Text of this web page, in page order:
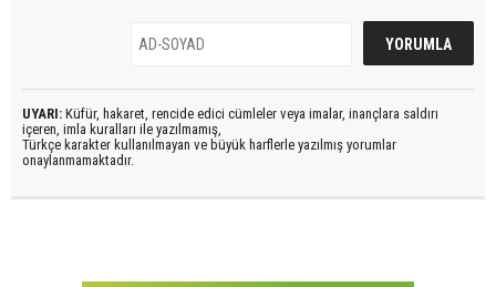
UYARI: Küfür, hakaret, rencide edici cümleler veya imalar, inançlara saldırı
içeren, imla kuralları ile yazılmamış,
Türkçe karakter kullanılmayan ve büyük harflerle yazılmış yorumlar
onaylanmamaktadır.